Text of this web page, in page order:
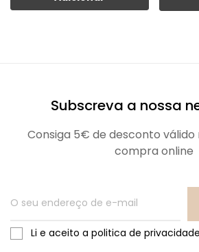
Subscreva a nossa
Consiga 5€ de desconto válido
compra online
Li e aceito a politica de privacidade